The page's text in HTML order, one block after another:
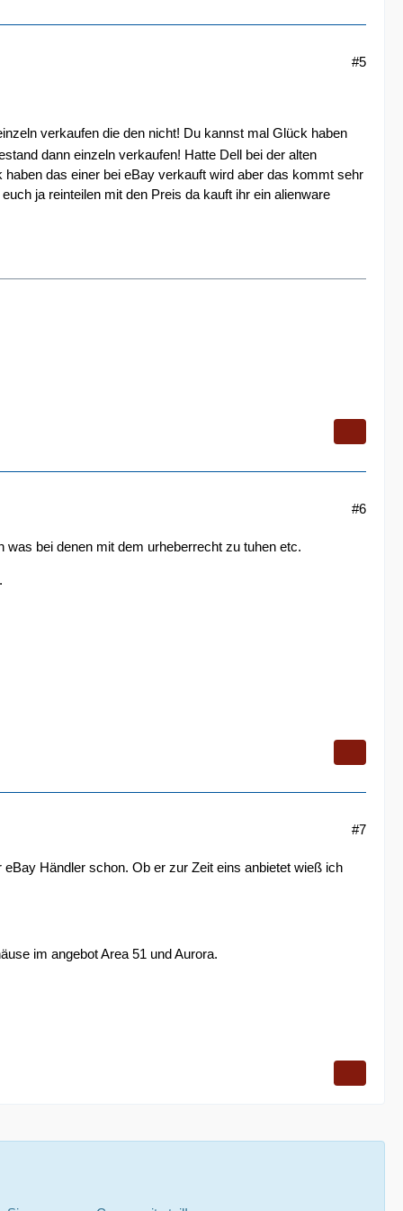
#5
verkaufen die den nicht! Du kannst mal Glück haben
dann einzeln verkaufen! Hatte Dell bei der alten
das einer bei eBay verkauft wird aber das kommt sehr
ja reinteilen mit den Preis da kauft ihr ein alienware
#6
bei denen mit dem urheberrecht zu tuhen etc.
#7
Händler schon. Ob er zur Zeit eins anbietet wieß ich
im angebot Area 51 und Aurora.